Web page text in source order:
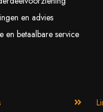
en advies
en betaalbare service